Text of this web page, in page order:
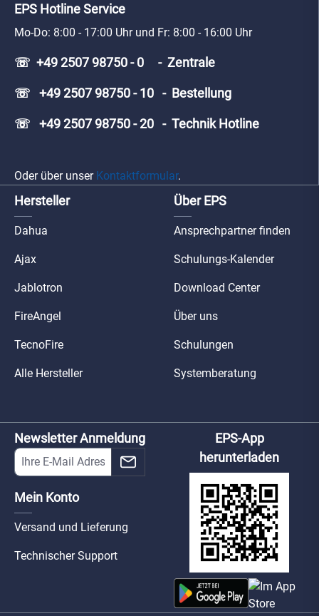
EPS Hotline Service
Mo-Do: 8:00 - 17:00 Uhr und Fr: 8:00 - 16:00 Uhr
☏ +49 2507 98750 - 0 - Zentrale
☏ +49 2507 98750 - 10 - Bestellung
☏ +49 2507 98750 - 20 - Technik Hotline
Oder über unser Kontaktformular.
Hersteller
Dahua
Ajax
Jablotron
FireAngel
TecnoFire
Alle Hersteller
Über EPS
Ansprechpartner finden
Schulungs-Kalender
Download Center
Über uns
Schulungen
Systemberatung
Newsletter Anmeldung
Mein Konto
Versand und Lieferung
Technischer Support
EPS-App
herunterladen